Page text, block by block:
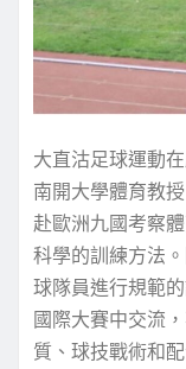
大直沽足球運動
南開大學體育教
赴歐洲九國考察
科學的訓練方法
球隊員進行規範
國際大賽中交流
質、球技戰術和